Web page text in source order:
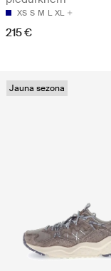
XS S M L XL
215 €
Jauna sezona